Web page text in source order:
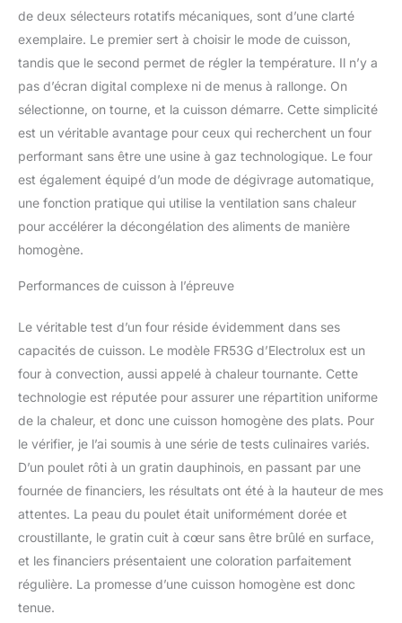
de deux sélecteurs rotatifs mécaniques, sont d’une clarté
exemplaire. Le premier sert à choisir le mode de cuisson,
tandis que le second permet de régler la température. Il n’y a
pas d’écran digital complexe ni de menus à rallonge. On
sélectionne, on tourne, et la cuisson démarre. Cette simplicité
est un véritable avantage pour ceux qui recherchent un four
performant sans être une usine à gaz technologique. Le four
est également équipé d’un mode de dégivrage automatique,
une fonction pratique qui utilise la ventilation sans chaleur
pour accélérer la décongélation des aliments de manière
homogène.
Performances de cuisson à l’épreuve
Le véritable test d’un four réside évidemment dans ses
capacités de cuisson. Le modèle FR53G d’Electrolux est un
four à convection, aussi appelé à chaleur tournante. Cette
technologie est réputée pour assurer une répartition uniforme
de la chaleur, et donc une cuisson homogène des plats. Pour
le vérifier, je l’ai soumis à une série de tests culinaires variés.
D’un poulet rôti à un gratin dauphinois, en passant par une
fournée de financiers, les résultats ont été à la hauteur de mes
attentes. La peau du poulet était uniformément dorée et
croustillante, le gratin cuit à cœur sans être brûlé en surface,
et les financiers présentaient une coloration parfaitement
régulière. La promesse d’une cuisson homogène est donc
tenue.